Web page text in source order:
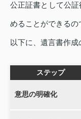
公正証書として公
めることができるの
以下に、遺言書作成
ステップ
意思の明確化